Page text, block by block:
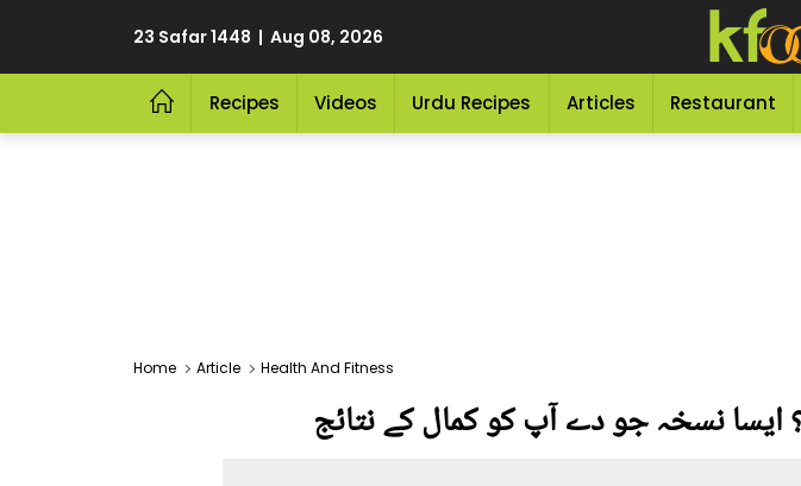
23 Safar 1448 | Aug 08, 2026
Recipes Videos Urdu Recipes Articles Restaurant
Home Article Health And Fitness
؟ ایسا نسخہ جو دے آپ کو کمال کے نتائج